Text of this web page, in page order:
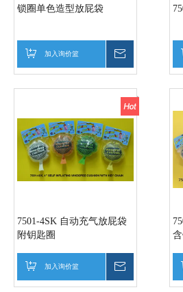
锁圈单色造型放屁袋
加入询价篮
7501-4SK 自动充气放屁袋
附钥匙圈
加入询价篮